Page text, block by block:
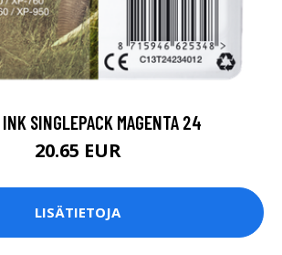
SINGLEPACK MAGENTA 24
20.65 EUR
LISÄTIETOJA